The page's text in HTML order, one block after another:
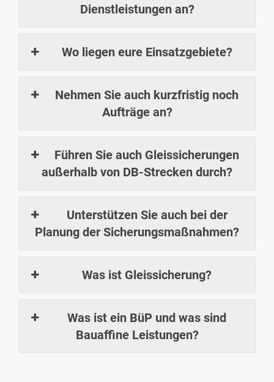
Dienstleistungen an?
Wo liegen eure Einsatzgebiete?
Nehmen Sie auch kurzfristig noch
Aufträge an?
Führen Sie auch Gleissicherungen
außerhalb von DB-Strecken durch?
Unterstützen Sie auch bei der
Planung der Sicherungsmaßnahmen?
Was ist Gleissicherung?
Was ist ein BüP und was sind
Bauaffine Leistungen?